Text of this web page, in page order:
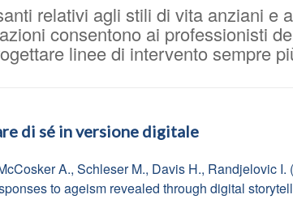
relativi agli stili di vita anziani e
consentono ai professionisti
linee di intervento sempre
di sé in versione digitale
A., Schleser M., Davis H., Randjelovic
to ageism revealed through digital